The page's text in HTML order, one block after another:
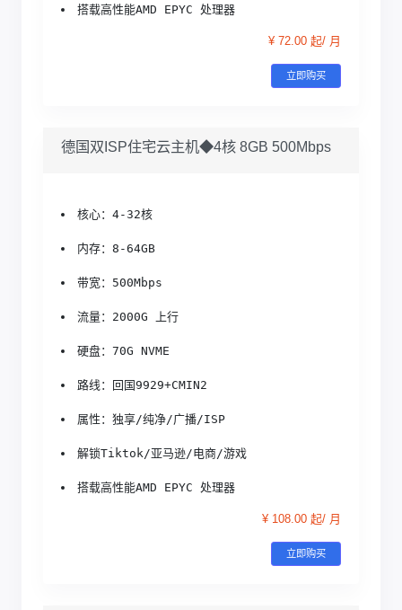
搭载高性能AMD EPYC 处理器
¥ 72.00 起/ 月
立即购买
德国双ISP住宅云主机◆4核 8GB 500Mbps
核心：4-32核
内存：8-64GB
带宽：500Mbps
流量：2000G 上行
硬盘：70G NVME
路线：回国9929+CMIN2
属性：独享/纯净/广播/ISP
解锁Tiktok/亚马逊/电商/游戏
搭载高性能AMD EPYC 处理器
¥ 108.00 起/ 月
立即购买